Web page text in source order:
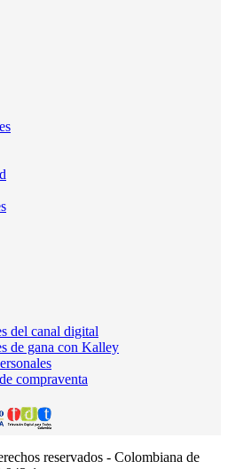
del canal digital
de gana con Kalley
compraventa
reservados - Colombiana de